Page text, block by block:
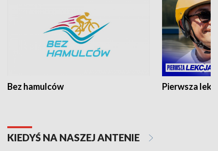
Bez hamulców Pierwsza
KIEDYŚ NA NASZEJ ANTENIE